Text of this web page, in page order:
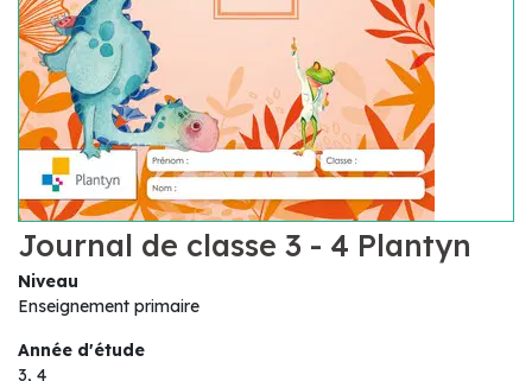
Journal de classe 3 - 4 Plantyn
Niveau
Enseignement primaire
Année d'étude
3, 4